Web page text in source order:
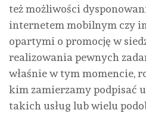
też możliwości
internetem mobilnym czy
opartymi o promocję w
realizowania pewnych
właśnie w tym momencie,
kim zamierzamy podpisać
takich usług lub wielu